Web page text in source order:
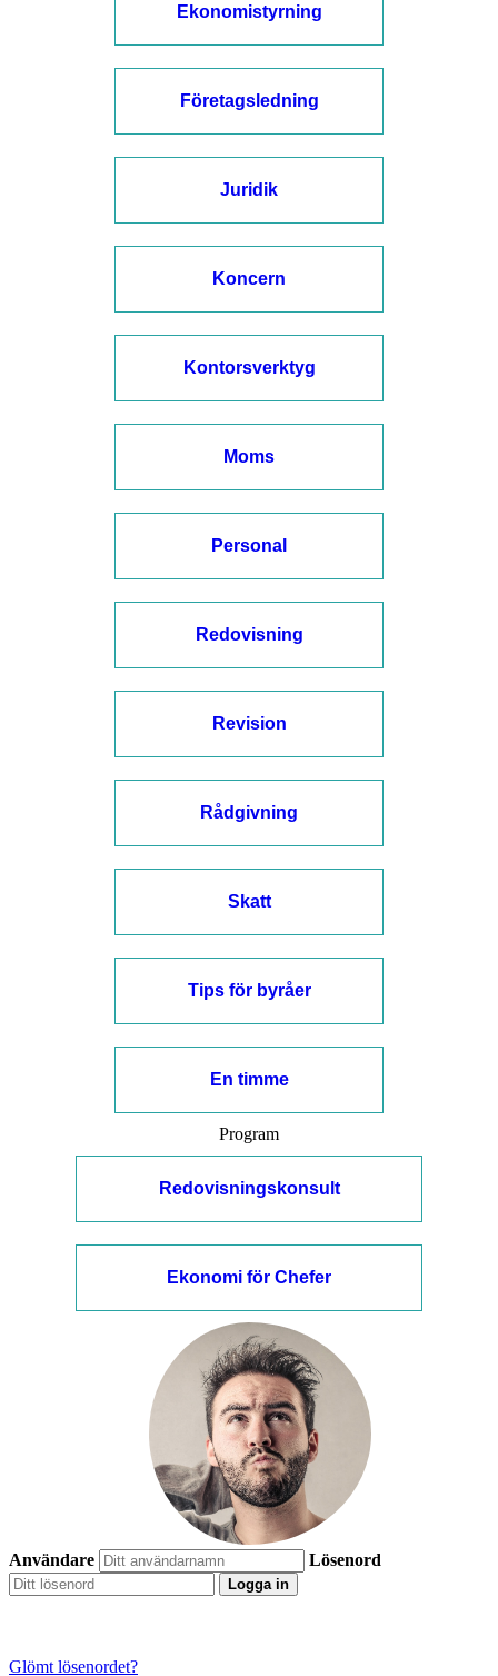
Ekonomistyrning
Företagsledning
Juridik
Koncern
Kontorsverktyg
Moms
Personal
Redovisning
Revision
Rådgivning
Skatt
Tips för byråer
En timme
Program
Redovisningskonsult
Ekonomi för Chefer
Användare Lösenord
Logga in
Glömt lösenordet?